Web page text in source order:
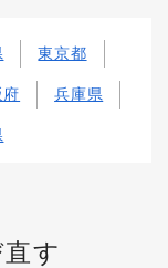
東京都
府 兵庫県
直す